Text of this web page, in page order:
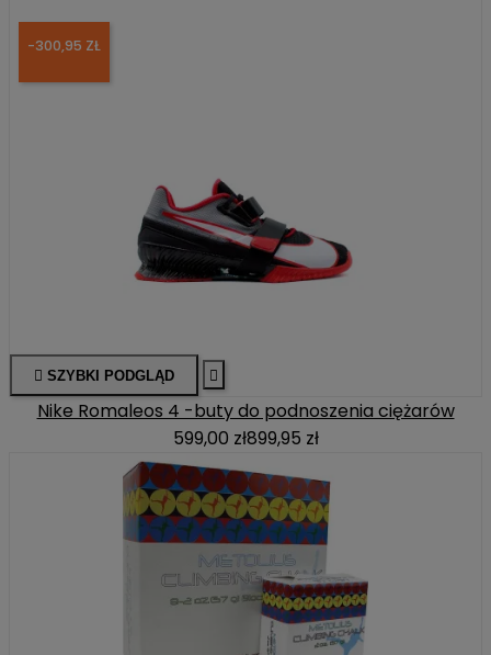
-300,95 ZŁ
 SZYBKI PODGLĄD 
Nike Romaleos 4 -buty do podnoszenia ciężarów
599,00 zł899,95 zł